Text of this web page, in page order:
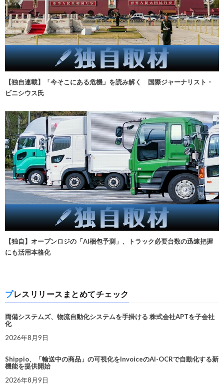
【独自連載】「今そこにある危機」を読み解く 国際ジャーナリスト・
ビニシウス氏
【独自】オープンロジの「AI梱包予測」、トラック必要台数の迅速把握
にも活用本格化
プレスリリースまとめてチェック
両備システムズ、物流自動化システムを手掛ける 株式会社APTを子会社
化
2026年8月9日
Shippio、「輸送中の商品」の可視化をInvoiceのAI-OCRで自動化する新
機能を提供開始
2026年8月9日